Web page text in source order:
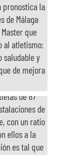
DEL
pronostica la
de Málaga
que
al atletismo;
saludable y
de mejora
DE 8.000
de 87
de
con un ratio
ellos a la
es tal que